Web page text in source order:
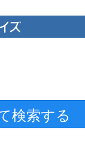
ズ
検索する